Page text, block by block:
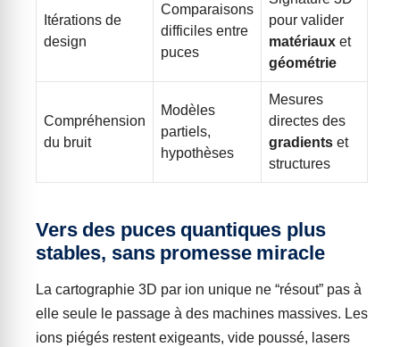
Itérations de
design
Comparaisons
difficiles entre
puces
pour valider
matériaux et
géométrie
Compréhension
du bruit
Modèles
partiels,
hypothèses
Mesures
directes des
gradients et
structures
Vers des puces quantiques plus
stables, sans promesse miracle
La cartographie 3D par ion unique ne “résout” pas à
elle seule le passage à des machines massives. Les
ions piégés restent exigeants, vide poussé, lasers